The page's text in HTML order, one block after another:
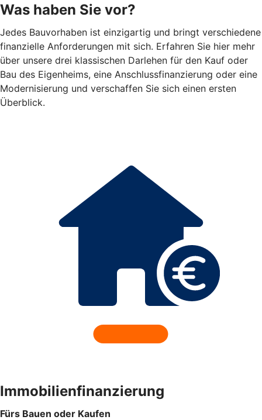
Was haben Sie vor?
Jedes Bauvorhaben ist einzigartig und bringt verschiedene
finanzielle Anforderungen mit sich. Erfahren Sie hier mehr
über unsere drei klassischen Darlehen für den Kauf oder
Bau des Eigenheims, eine Anschlussfinanzierung oder eine
Modernisierung und verschaffen Sie sich einen ersten
Überblick.
Immobilienfinanzierung
Fürs Bauen oder Kaufen